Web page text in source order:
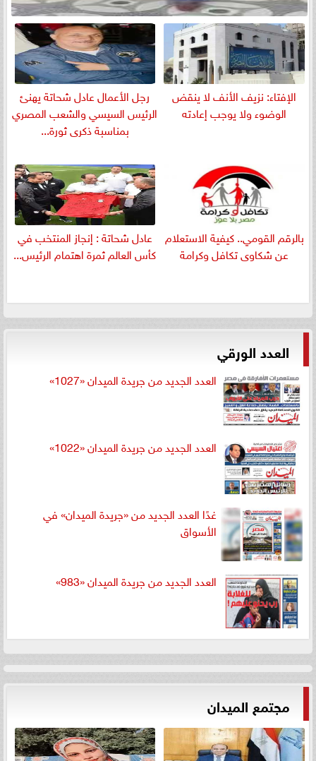
الإفتاء: نزيف الأنف لا ينقض
الوضوء ولا يوجب إعادته
رجل الأعمال عادل شحاتة يهنئ
الرئيس السيسي والشعب المصري
بمناسبة ذكرى ثورة...
بالرقم القومي.. كيفية الاستعلام
عن شكاوى تكافل وكرامة
عادل شحاتة : إنجاز المنتخب في
كأس العالم ثمرة اهتمام الرئيس...
العدد الورقي
العدد الجديد من جريدة الميدان «1027»
العدد الجديد من جريدة الميدان «1022»
غدًا العدد الجديد من «جريدة الميدان» في
الأسواق
العدد الجديد من جريدة الميدان «983»
مجتمع الميدان